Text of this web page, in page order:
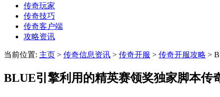
传奇玩家
传奇技巧
传奇客户端
攻略资讯
当前位置: 主页 > 传奇信息资讯 > 传奇开服 > 传奇开服攻略 >
BLUE引擎利用的精英赛领奖独家脚本传